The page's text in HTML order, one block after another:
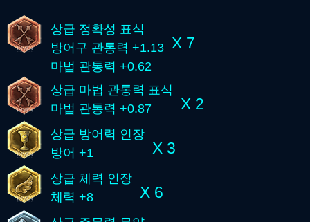
상급 정확성 표식
방어구 관통력 +1.13
마법 관통력 +0.62
X 7
상급 마법 관통력 표식
마법 관통력 +0.87
X 2
상급 방어력 인장
방어 +1
X 3
상급 체력 인장
체력 +8
X 6